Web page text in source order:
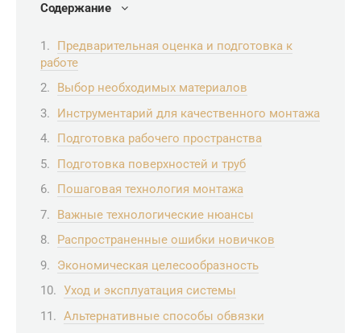
Содержание
Предварительная оценка и подготовка к
работе
Выбор необходимых материалов
Инструментарий для качественного монтажа
Подготовка рабочего пространства
Подготовка поверхностей и труб
Пошаговая технология монтажа
Важные технологические нюансы
Распространенные ошибки новичков
Экономическая целесообразность
Уход и эксплуатация системы
Альтернативные способы обвязки